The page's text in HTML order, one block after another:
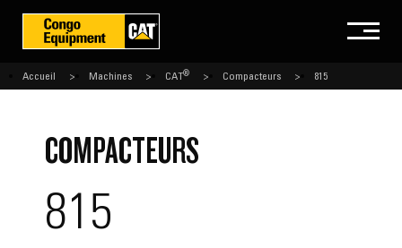
Accueil Machines CAT® Compacteurs 815
COMPACTEURS
815